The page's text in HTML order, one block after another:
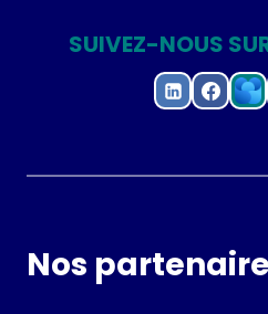
SUIVEZ-NOUS
Nos